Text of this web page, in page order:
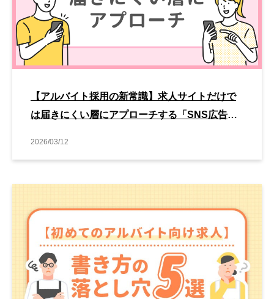
【アルバイト採用の新常識】求人サイトだけで
は届きにくい層にアプローチする「SNS広告」
2026/03/12